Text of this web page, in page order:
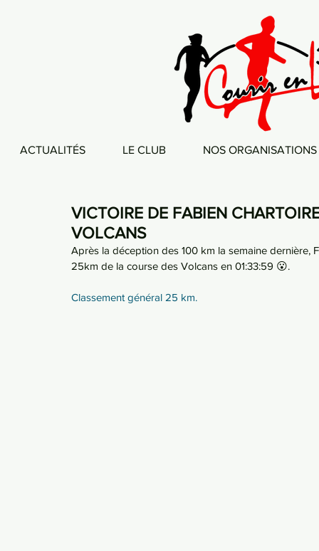
ACTUALITÉS LE CLUB NOS ORGANISATIONS
VICTOIRE DE FABIEN
VOLCANS
Après la déception des 100 km la semaine
25km de la course des Volcans en 01:33:59 😮.
Classement général 25 km.